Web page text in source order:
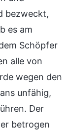
bezweckt,
es am
Schöpfer
alle von
wegen den
unfähig,
Der
betrogen